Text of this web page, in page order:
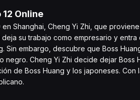
12 Online
Shanghai, Cheng Yi Zhi, que
deja su trabajo como empresario y
Sin embargo, descubre que Boss
negro. Cheng Yi Zhi decide dejar Boss
de Boss Huang y los japoneses.